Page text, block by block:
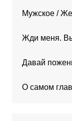
Мужское /
Жди меня.
Давай
О самом